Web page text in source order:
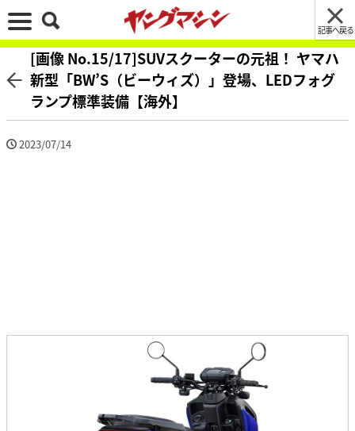
記事へ戻る
[画像 No.15/17]SUVスクーターの元祖！ ヤマハ
新型「BW’S（ビーウィズ）」登場、LEDフォグ
ランプ標準装備【海外】
2023/07/14